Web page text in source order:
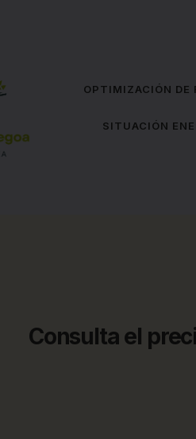
OPTIMIZACIÓN DE
SITUACIÓN
Consulta el